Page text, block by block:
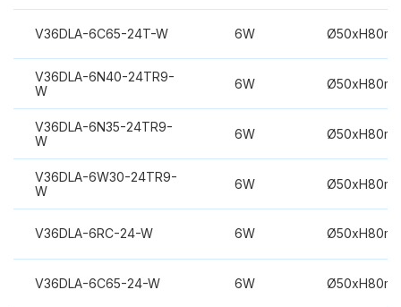
V36DLA-6C65-24T-W 6W
V36DLA-6N40-24TR9-
W
6W
V36DLA-6N35-24TR9-
W
6W
V36DLA-6W30-24TR9-
W
6W
V36DLA-6RC-24-W 6W
V36DLA-6C65-24-W 6W